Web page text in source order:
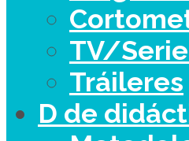
TV/
Tráileres
D de